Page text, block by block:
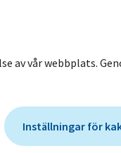
av vår webbplats.
Inställningar för